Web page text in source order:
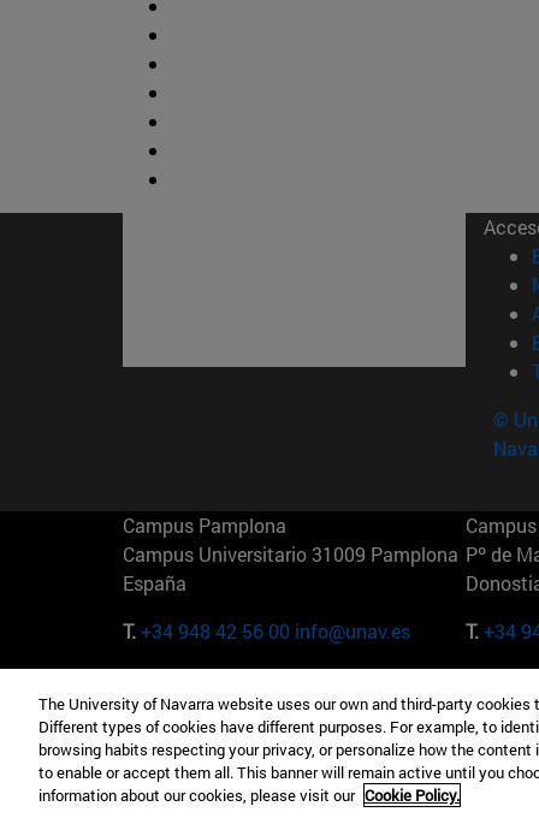
©
Campus Pamplona
Campus Universitario 31009 Pamplona
España
T.+34 948 42 56 00 info@unav.es
Pº de
T.+34
Camino del Cerro Águila 3 28023
Madrid España
T.+34 912 11 30 00
165 W
EE.UU
T.+1
The University of Navarra website uses our own and third-party
Different types of cookies have different purposes. For example, to
browsing habits respecting your privacy, or personalize how the
to enable or accept them all. This banner will remain active until you
information about our cookies, please visit our Cookie Policy.